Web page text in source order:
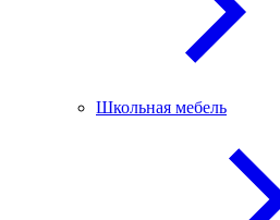
Школьная мебель